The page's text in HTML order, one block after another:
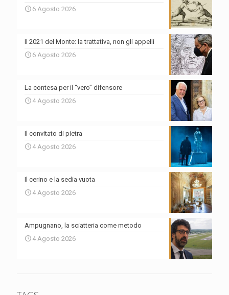
6 Agosto 2026
Il 2021 del Monte: la trattativa, non gli appelli
6 Agosto 2026
La contesa per il “vero” difensore
4 Agosto 2026
Il convitato di pietra
4 Agosto 2026
Il cerino e la sedia vuota
4 Agosto 2026
Ampugnano, la sciatteria come metodo
4 Agosto 2026